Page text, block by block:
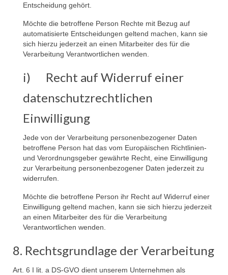
Entscheidung gehört.
Möchte die betroffene Person Rechte mit Bezug auf
automatisierte Entscheidungen geltend machen, kann sie
sich hierzu jederzeit an einen Mitarbeiter des für die
Verarbeitung Verantwortlichen wenden.
i) Recht auf Widerruf einer
datenschutzrechtlichen
Einwilligung
Jede von der Verarbeitung personenbezogener Daten
betroffene Person hat das vom Europäischen Richtlinien-
und Verordnungsgeber gewährte Recht, eine Einwilligung
zur Verarbeitung personenbezogener Daten jederzeit zu
widerrufen.
Möchte die betroffene Person ihr Recht auf Widerruf einer
Einwilligung geltend machen, kann sie sich hierzu jederzeit
an einen Mitarbeiter des für die Verarbeitung
Verantwortlichen wenden.
8. Rechtsgrundlage der Verarbeitung
Art. 6 I lit. a DS-GVO dient unserem Unternehmen als